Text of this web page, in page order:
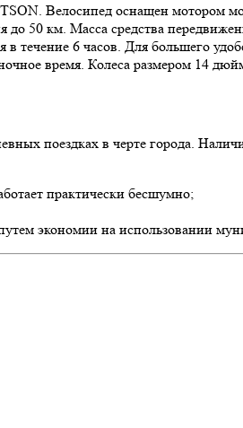
Велосипед оснащен мотором
50 км. Масса средства
течение 6 часов. Для большего
время. Колеса размером 14
поездках в черте города.
практически бесшумно;
экономии на использовании